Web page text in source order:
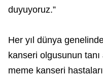
duyuyoruz.”
Her yıl dünya
kanseri olgusunun tanı
meme kanseri